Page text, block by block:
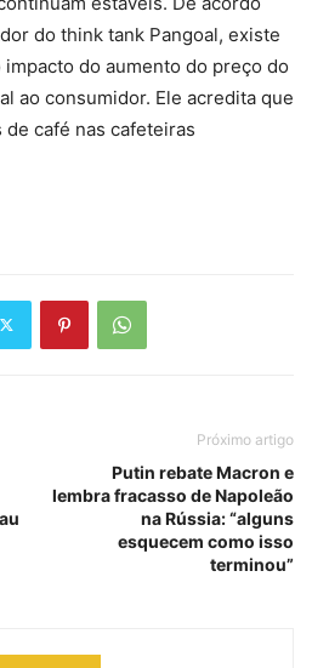
do think tank Pangoal, existe
impacto do aumento do preço do
ao consumidor. Ele acredita que
café nas cafeteiras
Próximo artigo
Putin rebate Macron e
lembra fracasso de Napoleão
na Rússia: “alguns
esquecem como isso
terminou”